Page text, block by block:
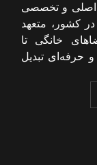
اصلی و تخصصی
کشور، متعهد
خانگی تا
حرفه‌ای تبدیل